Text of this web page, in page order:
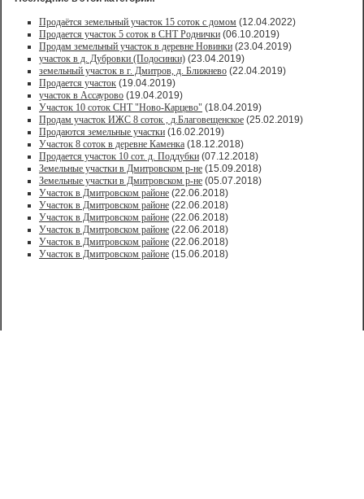
Продаётся земельный участок 15 соток с домом (12.04.2022)
Продается участок 5 соток в СНТ Роднички (06.10.2019)
Продам земельный участок в деревне Новинки (23.04.2019)
участок в д. Дубровки (Подосинки) (23.04.2019)
земельный участок в г. Дмитров, д. Ближнево (22.04.2019)
Продается участок (19.04.2019)
участок в Ассаурово (19.04.2019)
Участок 10 соток СНТ "Ново-Карцево" (18.04.2019)
Продам участок ИЖС 8 соток , д.Благовещенское (25.02.2019)
Продаются земельные участки (16.02.2019)
Участок 8 соток в деревне Каменка (18.12.2018)
Продается участок 10 сот. д. Поддубки (07.12.2018)
Земельные участки в Дмитровском р-не (15.09.2018)
Земельные участки в Дмитровском р-не (05.07.2018)
Участок в Дмитровском районе (22.06.2018)
Участок в Дмитровском районе (22.06.2018)
Участок в Дмитровском районе (22.06.2018)
Участок в Дмитровском районе (22.06.2018)
Участок в Дмитровском районе (22.06.2018)
Участок в Дмитровском районе (15.06.2018)